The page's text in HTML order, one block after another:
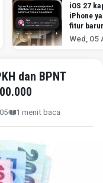
iOS 27
iPhone
fitur
Wed, 05
dan BPNT
1 menit baca